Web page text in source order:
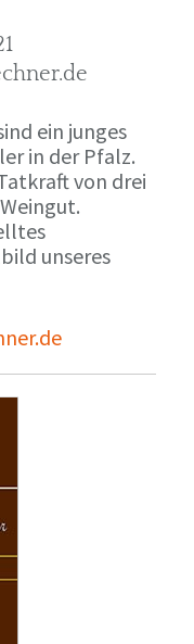
ein junges
in der Pfalz.
von drei
unseres